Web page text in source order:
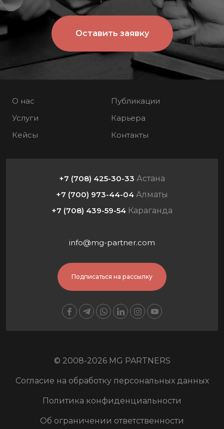
Оставить заявку
О нас
Услуги
Кейсы
Публикации
Карьера
Контакты
+7 (708) 425-30-33 Астана
+7 (700) 973-44-04 Алматы
+7 (708) 439-59-54 Караганда
info@mg-partner.com
Подписаться на рассылку
© 2008-2026 MG PARTNERS
Согласие на обработку персональных данных
Политика конфиденциальности
Об ограничении ответственности